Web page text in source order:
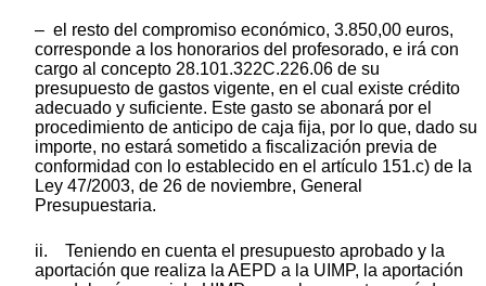
– el resto del compromiso económico, 3.850,00 euros,
corresponde a los honorarios del profesorado, e irá con
cargo al concepto 28.101.322C.226.06 de su
presupuesto de gastos vigente, en el cual existe crédito
adecuado y suficiente. Este gasto se abonará por el
procedimiento de anticipo de caja fija, por lo que, dado su
importe, no estará sometido a fiscalización previa de
conformidad con lo establecido en el artículo 151.c) de la
Ley 47/2003, de 26 de noviembre, General
Presupuestaria.
ii. Teniendo en cuenta el presupuesto aprobado y la
aportación que realiza la AEPD a la UIMP, la aportación